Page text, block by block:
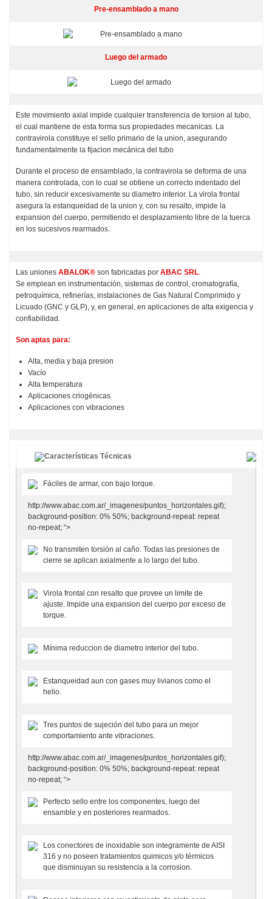
Pre-ensamblado a mano
Luego del armado
Este movimiento axial impide cualquier transferencia de torsion al tubo,
el cual mantiene de esta forma sus propiedades mecanicas. La
contravirola constituye el sello primario de la union, asegurando
fundamentalmente la fijacion mecánica del tubo
Durante el proceso de ensamblado, la contravirola se deforma de una
manera controlada, con lo cual se obtiene un correcto indentado del
tubo, sin reducir excesivamente su diametro interior. La virola frontal
asegura la estanqueidad de la union y, con su resalto, impide la
expansion del cuerpo, permitiendo el desplazamiento libre de la tuerca
en los sucesivos rearmados.
Las uniones ABALOK® son fabricadas por ABAC SRL.
Se emplean en instrumentación, sistemas de control, cromatografía,
petroquímica, refinerías, instalaciones de Gas Natural Comprimido y
Licuado (GNC y GLP), y, en general, en aplicaciones de alta exigencia y
confiabilidad.
Son aptas para:
Alta, media y baja presion
Vacío
Alta temperatura
Aplicaciones criogénicas
Aplicaciones con vibraciones
Características Técnicas
Fáciles de armar, con bajo torque.
http://www.abac.com.ar/_imagenes/puntos_horizontales.gif);
background-position: 0% 50%; background-repeat: repeat
no-repeat; “>
No transmiten torsión al caño. Todas las presiones de
cierre se aplican axialmente a lo largo del tubo.
Virola frontal con resalto que provee un limite de
ajuste. Impide una expansion del cuerpo por exceso de
torque.
Mínima reduccion de diametro interior del tubo.
Estanqueidad aun con gases muy livianos como el
helio.
Tres puntos de sujeción del tubo para un mejor
comportamiento ante vibraciones.
http://www.abac.com.ar/_imagenes/puntos_horizontales.gif);
background-position: 0% 50%; background-repeat: repeat
no-repeat; “>
Perfecto sello entre los componentes, luego del
ensamble y en posteriores rearmados.
Los conectores de inoxidable son integramente de AISI
316 y no poseen tratamientos quimicos y/o térmicos
que disminuyan su resistencia a la corrosion.